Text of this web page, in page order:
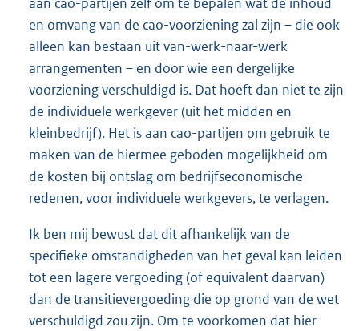
en omvang van de cao-voorziening zal zijn – die ook
alleen kan bestaan uit van-werk-naar-werk
arrangementen – en door wie een dergelijke
voorziening verschuldigd is. Dat hoeft dan niet te zijn
de individuele werkgever (uit het midden en
kleinbedrijf). Het is aan cao-partijen om gebruik te
maken van de hiermee geboden mogelijkheid om
de kosten bij ontslag om bedrijfseconomische
redenen, voor individuele werkgevers, te verlagen.
Ik ben mij bewust dat dit afhankelijk van de
specifieke omstandigheden van het geval kan leiden
tot een lagere vergoeding (of equivalent daarvan)
dan de transitievergoeding die op grond van de wet
verschuldigd zou zijn. Om te voorkomen dat hier